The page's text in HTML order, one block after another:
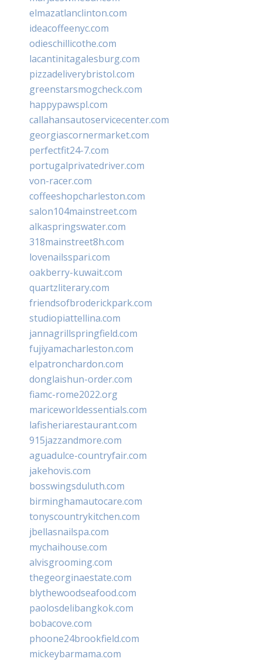
elmazatlanclinton.com
ideacoffeenyc.com
odieschillicothe.com
lacantinitagalesburg.com
pizzadeliverybristol.com
greenstarsmogcheck.com
happypawspl.com
callahansautoservicecenter.com
georgiascornermarket.com
perfectfit24-7.com
portugalprivatedriver.com
von-racer.com
coffeeshopcharleston.com
salon104mainstreet.com
alkaspringswater.com
318mainstreet8h.com
lovenailsspari.com
oakberry-kuwait.com
quartzliterary.com
friendsofbroderickpark.com
studiopiattellina.com
jannagrillspringfield.com
fujiyamacharleston.com
elpatronchardon.com
donglaishun-order.com
fiamc-rome2022.org
mariceworldessentials.com
lafisheriarestaurant.com
915jazzandmore.com
aguadulce-countryfair.com
jakehovis.com
bosswingsduluth.com
birminghamautocare.com
tonyscountrykitchen.com
jbellasnailspa.com
mychaihouse.com
alvisgrooming.com
thegeorginaestate.com
blythewoodseafood.com
paolosdelibangkok.com
bobacove.com
phoone24brookfield.com
mickeybarmama.com